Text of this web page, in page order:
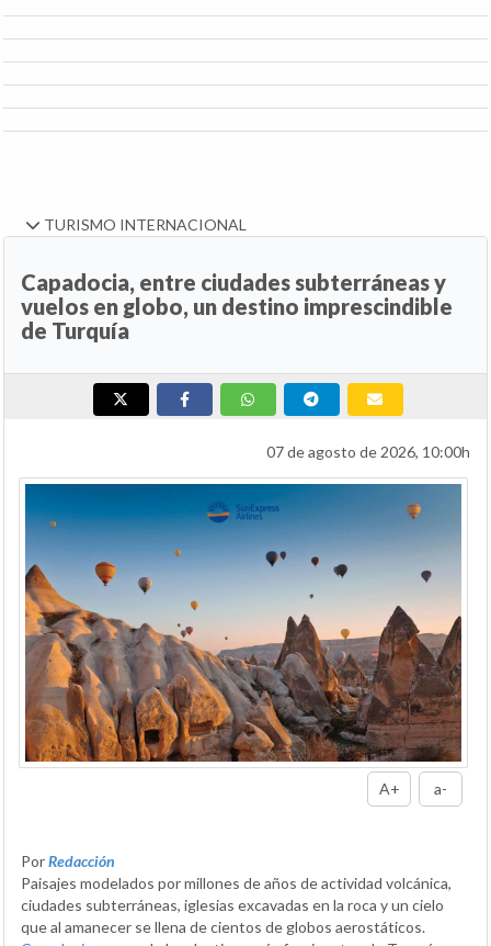
TURISMO INTERNACIONAL
Capadocia, entre ciudades subterráneas y
vuelos en globo, un destino imprescindible
de Turquía
07 de agosto de 2026, 10:00h
A+ a-
PorRedacción
Paisajes modelados por millones de años de actividad volcánica,
ciudades subterráneas, iglesias excavadas en la roca y un cielo
que al amanecer se llena de cientos de globos aerostáticos.